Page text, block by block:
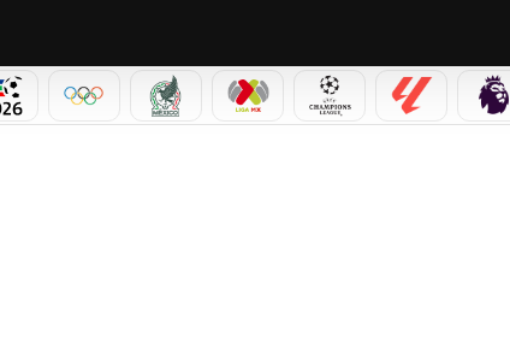
MUNDIAL 2026OLÍMPICOSSELECCIÓN MEXICANA
LIGA MX CHAMPIONS LEAGUE
LALIGA